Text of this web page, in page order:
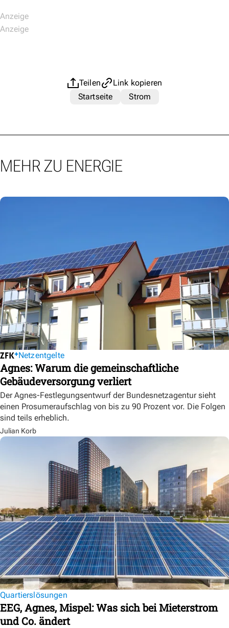
Teilen
Link kopieren
Startseite
Strom
MEHR ZU ENERGIE
Netzentgelte
Agnes: Warum die gemeinschaftliche
Gebäudeversorgung verliert
Der Agnes-Festlegungsentwurf der Bundesnetzagentur sieht
einen Prosumeraufschlag von bis zu 90 Prozent vor. Die Folgen
sind teils erheblich.
Julian Korb
Quartierslösungen
EEG, Agnes, Mispel: Was sich bei Mieterstrom
und Co. ändert